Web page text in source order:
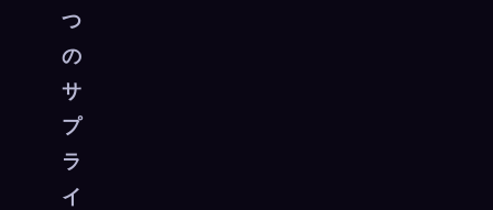
つ
の
サ
プ
ラ
イ